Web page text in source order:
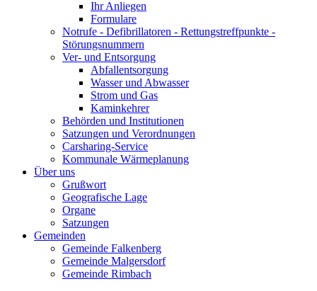
Ihr Anliegen
Formulare
Notrufe - Defibrillatoren - Rettungstreffpunkte -
Störungsnummern
Ver- und Entsorgung
Abfallentsorgung
Wasser und Abwasser
Strom und Gas
Kaminkehrer
Behörden und Institutionen
Satzungen und Verordnungen
Carsharing-Service
Kommunale Wärmeplanung
Über uns
Grußwort
Geografische Lage
Organe
Satzungen
Gemeinden
Gemeinde Falkenberg
Gemeinde Malgersdorf
Gemeinde Rimbach